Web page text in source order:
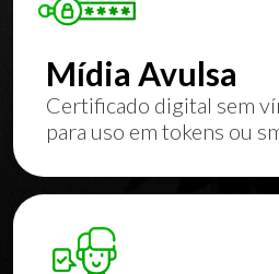
Mídia Avulsa
Certificado digital sem
para uso em tokens ou